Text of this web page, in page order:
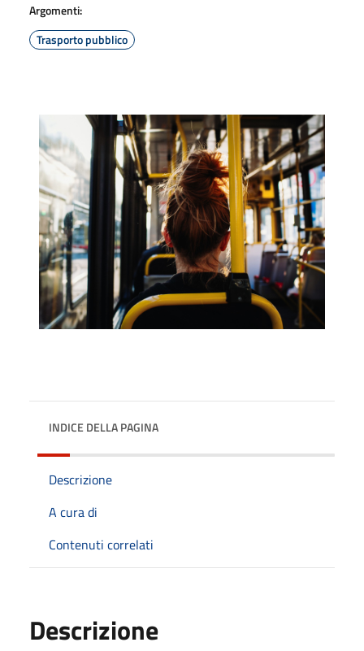
Argomenti:
Trasporto pubblico
INDICE DELLA PAGINA
Descrizione
A cura di
Contenuti correlati
Descrizione